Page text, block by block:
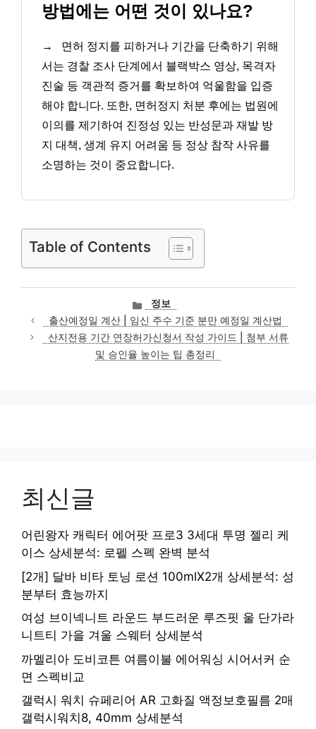
방법에는 어떤 것이 있나요?
→
면허 정지를 피하거나 기간을 단축하기 위해
서는 경찰 조사 단계에서 블랙박스 영상, 목격자
진술 등 객관적 증거를 확보하여 억울함을 입증
해야 합니다. 또한, 면허정지 처분 후에는 법원에
이의를 제기하여 진정성 있는 반성문과 재발 방
지 대책, 생계 유지 어려움 등 정상 참작 사유를
소명하는 것이 중요합니다.
Table of Contents
카
테
고
리
정보
출산예정일 계산 | 임신 주수 기준 분만 예정일 계산법
산지전용 기간 연장허가신청서 작성 가이드 | 첨부 서류
및 승인율 높이는 팁 총정리
최신글
어린왕자 캐릭터 에어팟 프로3 3세대 투명 젤리 케
이스 상세분석: 로펠 스펙 완벽 분석
[2개] 달바 비타 토닝 로션 100mlX2개 상세분석: 성
분부터 효능까지
여성 브이넥니트 라운드 부드러운 루즈핏 울 단가라
니트티 가을 겨울 스웨터 상세분석
까멜리아 도비코튼 여름이불 에어워싱 시어서커 순
면 스펙비교
갤럭시 워치 슈페리어 AR 고화질 액정보호필름 2매
갤럭시워치8, 40mm 상세분석